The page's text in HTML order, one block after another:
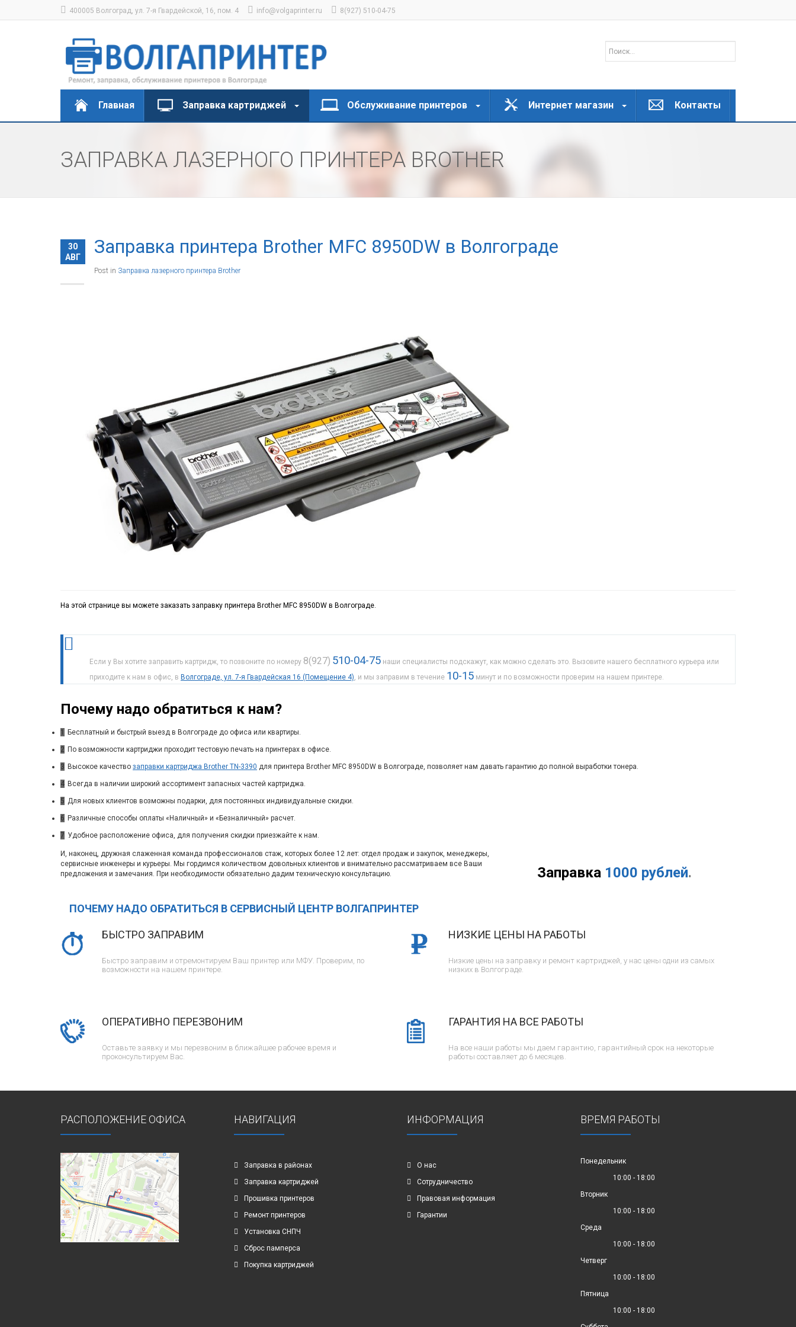
400005 Волгоград, ул. 7-я Гвардейской, 16, пом. 4 info@volgaprinter.ru 8(927) 510-04-75
Главная Заправка картриджей Обслуживание принтеров Интернет магазин Контакты
ЗАПРАВКА ЛАЗЕРНОГО ПРИНТЕРА BROTHER
30
АВГ
Заправка принтера Brother MFC 8950DW в Волгограде
Post in Заправка лазерного принтера Brother
На этой странице вы можете заказать заправку принтера Brother MFC 8950DW в Волгограде.
Если у Вы хотите заправить картридж, то позвоните по номеру 8(927) 510-04-75 наши специалисты подскажут, как можно сделать это. Вызовите нашего бесплатного курьера или
приходите к нам в офис, в Волгограде, ул. 7-я Гвардейская 16 (Помещение 4), и мы заправим в течение 10-15 минут и по возможности проверим на нашем принтере.
Почему надо обратиться к нам?
1 Бесплатный и быстрый выезд в Волгограде до офиса или квартиры.
2 По возможности картриджи проходит тестовую печать на принтерах в офисе.
3 Высокое качество заправки картриджа Brother TN-3390 для принтера Brother MFC 8950DW в Волгограде, позволяет нам давать гарантию до полной выработки тонера.
4 Всегда в наличии широкий ассортимент запасных частей картриджа.
5 Для новых клиентов возможны подарки, для постоянных индивидуальные скидки.
6 Различные способы оплаты «Наличный» и «Безналичный» расчет.
7 Удобное расположение офиса, для получения скидки приезжайте к нам.
Заправка 1000 рублей.
И, наконец, дружная слаженная команда профессионалов стаж, которых более 12 лет: отдел продаж и закупок, менеджеры,
сервисные инженеры и курьеры. Мы гордимся количеством довольных клиентов и внимательно рассматриваем все Ваши
предложения и замечания. При необходимости обязательно дадим техническую консультацию.
ПОЧЕМУ НАДО ОБРАТИТЬСЯ В СЕРВИСНЫЙ ЦЕНТР ВОЛГАПРИНТЕР
БЫСТРО ЗАПРАВИМ
Быстро заправим и отремонтируем Ваш принтер или МФУ. Проверим, по
возможности на нашем принтере.
ОПЕРАТИВНО ПЕРЕЗВОНИМ
Оставьте заявку и мы перезвоним в ближайшее рабочее время и
проконсультируем Вас.
НИЗКИЕ ЦЕНЫ НА РАБОТЫ
Низкие цены на заправку и ремонт картриджей, у нас цены одни из самых
низких в Волгограде.
ГАРАНТИЯ НА ВСЕ РАБОТЫ
На все наши работы мы даем гарантию, гарантийный срок на некоторые
работы составляет до 6 месяцев.
РАСПОЛОЖЕНИЕ ОФИСА НАВИГАЦИЯ
Заправка в районах
Заправка картриджей
Прошивка принтеров
Ремонт принтеров
Установка СНПЧ
Сброс памперса
Покупка картриджей
ИНФОРМАЦИЯ
О нас
Сотрудничество
Правовая информация
Гарантии
ВРЕМЯ РАБОТЫ
Понедельник
10:00 - 18:00
Вторник
10:00 - 18:00
Среда
10:00 - 18:00
Четверг
10:00 - 18:00
Пятница
10:00 - 18:00